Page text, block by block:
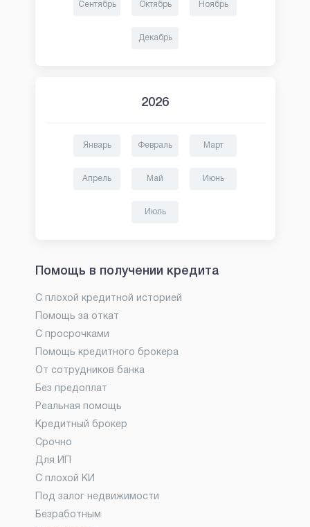
Сентябрь Октябрь Ноябрь
Декабрь
2026
Январь Февраль Март
Апрель Май Июнь
Июль
Помощь в получении кредита
С плохой кредитной историей
Помощь за откат
С просрочками
Помощь кредитного брокера
От сотрудников банка
Без предоплат
Реальная помощь
Кредитный брокер
Срочно
Для ИП
С плохой КИ
Под залог недвижимости
Безработным